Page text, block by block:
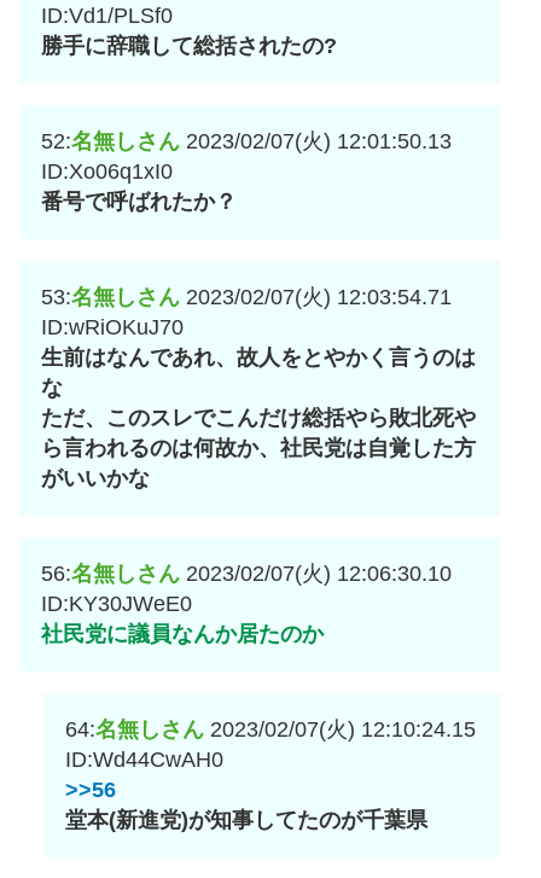
ID:Vd1/PLSf0
勝手に辞職して総括されたの?
52:名無しさん 2023/02/07(火) 12:01:50.13
ID:Xo06q1xI0
番号で呼ばれたか？
53:名無しさん 2023/02/07(火) 12:03:54.71
ID:wRiOKuJ70
生前はなんであれ、故人をとやかく言うのは
な
ただ、このスレでこんだけ総括やら敗北死や
ら言われるのは何故か、社民党は自覚した方
がいいかな
56:名無しさん 2023/02/07(火) 12:06:30.10
ID:KY30JWeE0
社民党に議員なんか居たのか
64:名無しさん 2023/02/07(火) 12:10:24.15
ID:Wd44CwAH0
>>56
堂本(新進党)が知事してたのが千葉県